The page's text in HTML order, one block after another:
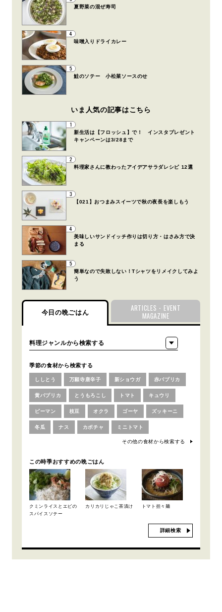
夏野菜の混ぜ寿司
4
味噌入りドライカレー
5
鮭のソテー 小松菜ソースのせ
いま人気の記事はこちら
1
新生活は【フロッシュ】で！ インスタプレゼント
キャンペーンは3/28まで
2
料理家さんに教わったアイデアサラダレシピ 12選
3
【021】おつまみスイーツで秋の夜長を楽しもう
4
美味しいサンドイッチ作りは切り方・はさみ方で決
まる
5
簡単なので失敗しない！Tシャツをリメイクしてみよ
う
今日の晩ごはん
ARTICLES・EVENT
MAGAZINE
季節の食材から検索する
ししとう 万願寺唐辛子 新ショウガ 赤パプリカ
黄パプリカ とうもろこし トマト キュウリ
ピーマン 枝豆 オクラ ゴーヤ ズッキーニ
冬瓜 ナス カボチャ ミニトマト
その他の食材から検索する
この時季おすすめの晩ごはん
クミンライスとエビの
スパイスソテー
カリカリじゃこ茶漬け トマト担々麺
詳細検索